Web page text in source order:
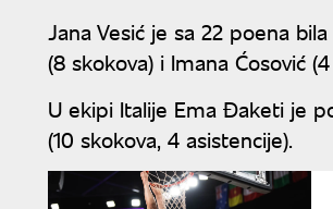
Jana Vesić je sa 22 poena
(8 skokova) i Imana Ćosović
U ekipi Italije Ema Đaketi je
(10 skokova, 4 asistencije).